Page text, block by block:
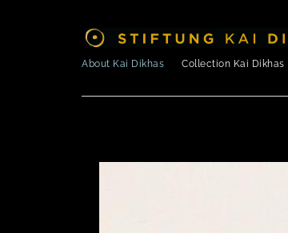
About Kai Dikhas Collection Kai Dikhas